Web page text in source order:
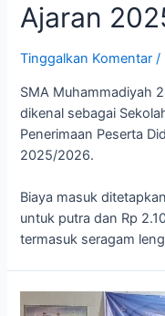
Ajaran
Tinggalkan Komentar /
SMA Muhammadiyah
dikenal sebagai
Penerimaan Peserta
2025/2026.
Biaya masuk
untuk putra dan Rp
termasuk seragam